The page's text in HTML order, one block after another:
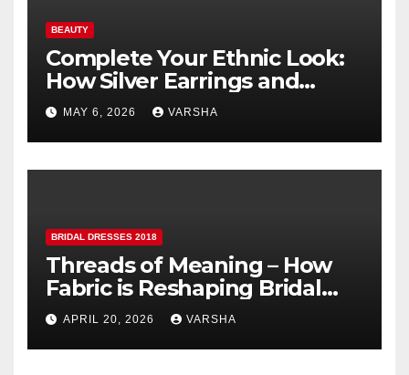
BEAUTY
Complete Your Ethnic Look:
How Silver Earrings and
Pendants Elevate Indian
Dressing
MAY 6, 2026 VARSHA
BRIDAL DRESSES 2018
Threads of Meaning – How
Fabric is Reshaping Bridal
Fashion
APRIL 20, 2026 VARSHA